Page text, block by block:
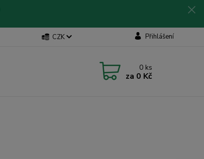
CZK Přihlášení
0 ks
za 0 Kč